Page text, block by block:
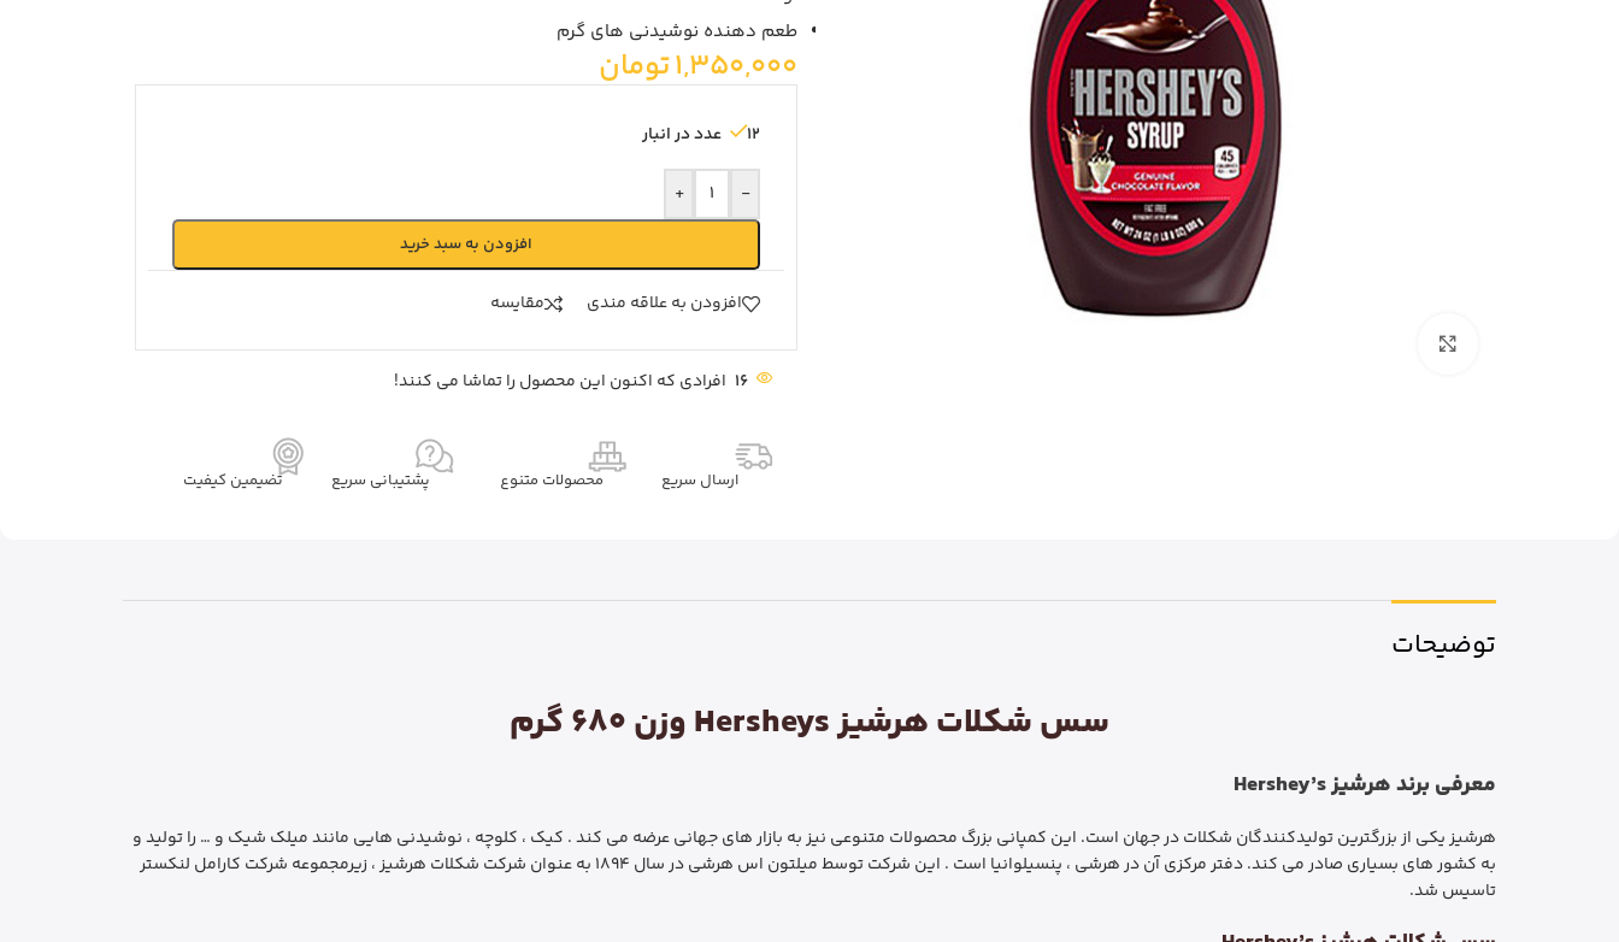
طعم دهنده نوشیدنی های گرم
1,350,000تومان
12 عدد در انبار
-
+
افزودن به سبد خرید
افزودن به علاقه مندی مقايسه
16 افرادی که اکنون این محصول را تماشا می کنند!
ارسال سریع محصولات متنوع پشتیبانی سریع تضیمین کیفیت
توضیحات
سس شکلات هرشیز Hersheys وزن 680 گرم
معرفی برند هرشیز Hershey’s
هرشیز یکی از بزرگترین تولیدکنندگان شکلات در جهان است. این کمپانی بزرگ محصولات متنوعی نیز به بازار های جهانی عرضه می کند . کیک ، کلوچه ، نوشیدنی هایی مانند میلک شیک و … را تولید و
به کشور های بسیاری صادر می کند. دفتر مرکزی آن در هرشی ، پنسیلوانیا است . این شرکت توسط میلتون اس هرشی در سال 1894 به عنوان شرکت شکلات هرشیز ، زیرمجموعه شرکت کارامل لنکستر
تاسیس شد.